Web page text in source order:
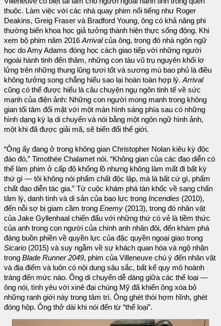
thuộc. Làm việc với các nhà quay phim nổi tiếng như Roger
Deakins, Greig Fraser và Bradford Young, ông có khả năng phi
thường biến khoa học giả tưởng thành hiện thực sống động. Khi
xem bộ phim năm 2016 Arrivalcủa ông, trong đó nhà ngôn ngữ
học do Amy Adams đóng học cách giao tiếp với những người
ngoài hành tinh đến thăm, những con tàu vũ trụ nguyên khối lơ
lửng trên những thung lũng tươi tốt và sương mù bao phủ là điều
không tưởng song chẳng hiểu sao lại hoàn toàn hợp lý. Arrival
cũng có thể được hiểu là câu chuyện ngụ ngôn tinh tế về sức
mạnh của điện ảnh: Những con người mong manh trong không
gian tối tăm đối mặt với một màn hình sáng phía sau có những
hình dạng kỳ lạ di chuyển và nói bằng một ngôn ngữ hình ảnh,
một khi đã được giải mã, sẽ biến đổi thế giới.
“Ông ấy đang ở trong không gian Christopher Nolan kiêu kỳ độc
đáo đó,” Timothée Chalamet nói. “Không gian của các đạo diễn có
thể làm phim ở cấp độ khổng lồ nhưng không làm mất đi bất kỳ
thứ gì — tôi không nói phẩm chất độc lập, mà là bất cứ gì, phẩm
chất đạo diễn tác gia.” Từ cuộc khám phá tàn khốc về sang chấn
tâm lý, danh tính và di sản của bạo lực trong Incendies (2010),
đến nỗi sợ bị giam cầm trong Enemy (2013), trong đó nhân vật
của Jake Gyllenhaal chiến đấu với những thứ có vẻ là tiềm thức
của anh trong con người của chính anh nhân đôi, đến khám phá
đáng buồn phiền về quyền lực của đặc quyền ngoại giao trong
Sicario (2015) và suy ngẫm về sự khách quan hóa và ngộ nhận
trong Blade Runner 2049, phim của Villeneuve chú ý đến nhân vật
và địa điểm và luôn có nội dung sâu sắc, bất kể quy mô hoành
tráng đến mức nào. Ông di chuyển dễ dàng giữa các thể loại —
ông nói, tình yêu với xinê đại chúng Mỹ đã khiến ông xóa bỏ
những ranh giới này trong tâm trí. Ông ghét thói hợm hĩnh, ghét
đóng hộp. Ông thở dài khi nói đến từ “thể loại”.